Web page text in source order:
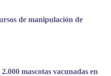
de manipulación de
mascotas vacunadas en